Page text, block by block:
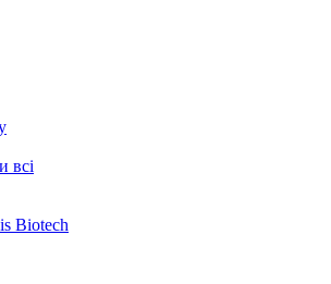
всі
Biotech